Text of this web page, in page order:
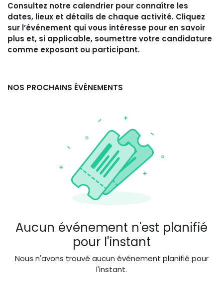
Consultez notre calendrier pour connaître les
dates, lieux et détails de chaque activité. Cliquez
sur l’événement qui vous intéresse pour en savoir
plus et, si applicable, soumettre votre candidature
comme exposant ou participant.
NOS PROCHAINS ÉVÈNEMENTS
Aucun événement n'est planifié
pour l'instant
Nous n'avons trouvé aucun événement planifié pour
l'instant.